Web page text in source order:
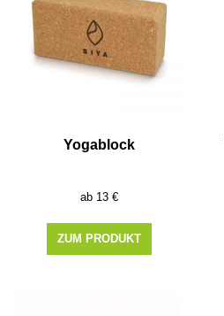
Yogablock
13 €
ZUM PRODUKT